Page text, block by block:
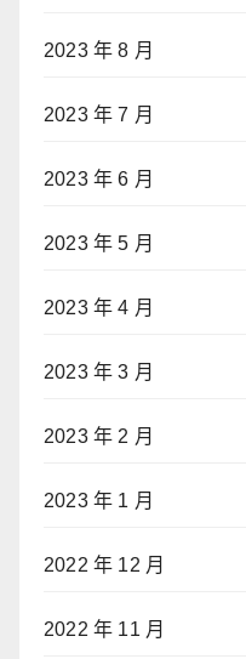
2023 年 8 月
2023 年 7 月
2023 年 6 月
2023 年 5 月
2023 年 4 月
2023 年 3 月
2023 年 2 月
2023 年 1 月
2022 年 12 月
2022 年 11 月